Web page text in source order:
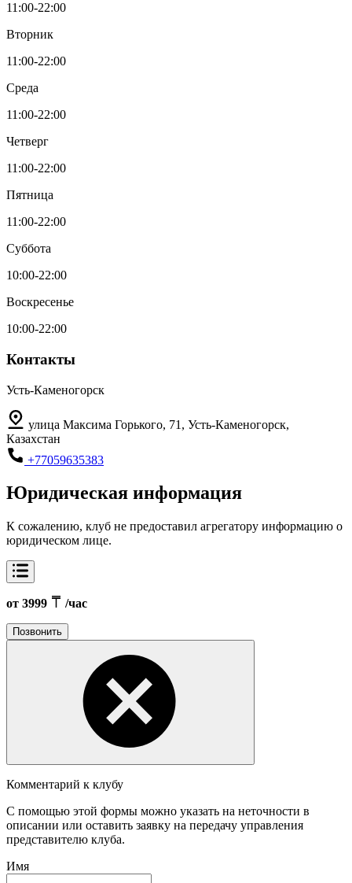
11:00-22:00
Вторник
11:00-22:00
Среда
11:00-22:00
Четверг
11:00-22:00
Пятница
11:00-22:00
Суббота
10:00-22:00
Воскресенье
10:00-22:00
Контакты
Усть-Каменогорск
улица Максима Горького, 71, Усть-Каменогорск,
Казахстан
+77059635383
Юридическая информация
К сожалению, клуб не предоставил агрегатору информацию о
юридическом лице.
от 3999 /час
Позвонить
Комментарий к клубу
С помощью этой формы можно указать на неточности в
описании или оставить заявку на передачу управления
представителю клуба.
Имя